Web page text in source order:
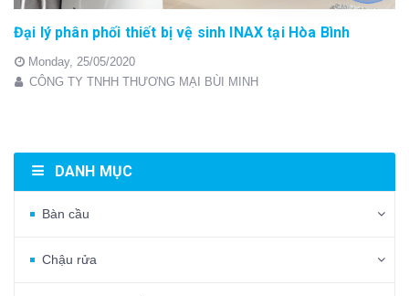
Đại lý phân phối thiết bị vệ sinh INAX tại Hòa Bình
Monday, 25/05/2020
CÔNG TY TNHH THƯƠNG MẠI BÙI MINH
DANH MỤC
Bàn cầu
Chậu rửa